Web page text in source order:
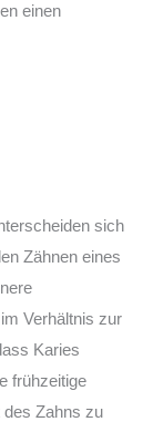
einen
sich
Zähnen eines
Verhältnis zur
Karies
frühzeitige
des Zahns zu